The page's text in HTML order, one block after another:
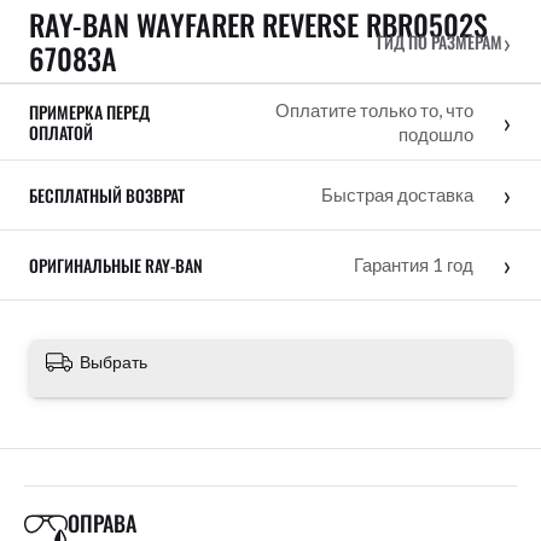
RAY-BAN WAYFARER REVERSE RBR0502S
67083A ГИД ПО РАЗМЕРАМ›
ПРИМЕРКА ПЕРЕД
ОПЛАТОЙ
Оплатите только то, что
подошло
›
БЕСПЛАТНЫЙ ВОЗВРАТ Быстрая доставка ›
ОРИГИНАЛЬНЫЕ RAY-BAN Гарантия 1 год ›
Выбрать
ОПРАВА